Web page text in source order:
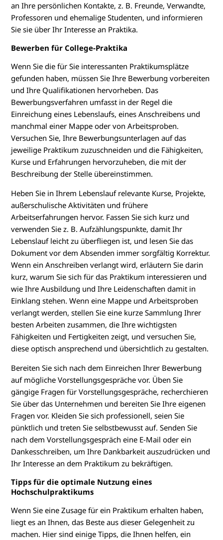
an Ihre persönlichen Kontakte, z. B. Freunde, Verwandte,
Professoren und ehemalige Studenten, und informieren
Sie sie über Ihr Interesse an Praktika.
Bewerben für College-Praktika
Wenn Sie die für Sie interessanten Praktikumsplätze
gefunden haben, müssen Sie Ihre Bewerbung vorbereiten
und Ihre Qualifikationen hervorheben. Das
Bewerbungsverfahren umfasst in der Regel die
Einreichung eines Lebenslaufs, eines Anschreibens und
manchmal einer Mappe oder von Arbeitsproben.
Versuchen Sie, Ihre Bewerbungsunterlagen auf das
jeweilige Praktikum zuzuschneiden und die Fähigkeiten,
Kurse und Erfahrungen hervorzuheben, die mit der
Beschreibung der Stelle übereinstimmen.
Heben Sie in Ihrem Lebenslauf relevante Kurse, Projekte,
außerschulische Aktivitäten und frühere
Arbeitserfahrungen hervor. Fassen Sie sich kurz und
verwenden Sie z. B. Aufzählungspunkte, damit Ihr
Lebenslauf leicht zu überfliegen ist, und lesen Sie das
Dokument vor dem Absenden immer sorgfältig Korrektur.
Wenn ein Anschreiben verlangt wird, erläutern Sie darin
kurz, warum Sie sich für das Praktikum interessieren und
wie Ihre Ausbildung und Ihre Leidenschaften damit in
Einklang stehen. Wenn eine Mappe und Arbeitsproben
verlangt werden, stellen Sie eine kurze Sammlung Ihrer
besten Arbeiten zusammen, die Ihre wichtigsten
Fähigkeiten und Fertigkeiten zeigt, und versuchen Sie,
diese optisch ansprechend und übersichtlich zu gestalten.
Bereiten Sie sich nach dem Einreichen Ihrer Bewerbung
auf mögliche Vorstellungsgespräche vor. Üben Sie
gängige Fragen für Vorstellungsgespräche, recherchieren
Sie über das Unternehmen und bereiten Sie Ihre eigenen
Fragen vor. Kleiden Sie sich professionell, seien Sie
pünktlich und treten Sie selbstbewusst auf. Senden Sie
nach dem Vorstellungsgespräch eine E-Mail oder ein
Dankesschreiben, um Ihre Dankbarkeit auszudrücken und
Ihr Interesse an dem Praktikum zu bekräftigen.
Tipps für die optimale Nutzung eines
Hochschulpraktikums
Wenn Sie eine Zusage für ein Praktikum erhalten haben,
liegt es an Ihnen, das Beste aus dieser Gelegenheit zu
machen. Hier sind einige Tipps, die Ihnen helfen, ein